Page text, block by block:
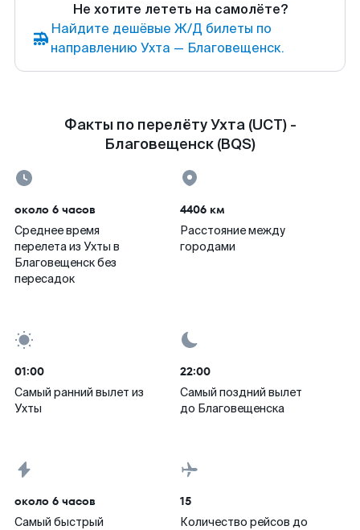
Не хотите лететь на самолёте?
Найдите дешёвые Ж/Д билеты по
направлению Ухта — Благовещенск.
Факты по перелёту Ухта (UCT) -
Благовещенск (BQS)
около 6 часов
Среднее время
перелета из Ухты в
Благовещенск без
пересадок
4406 км
Расстояние между
городами
01:00
Самый ранний вылет из
Ухты
22:00
Самый поздний вылет
до Благовещенска
около 6 часов
Самый быстрый
15
Количество рейсов до